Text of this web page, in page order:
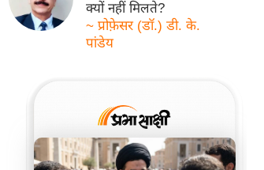
क्यों नहीं मिलते?
~ प्रोफ़ेसर (डॉ.) डी. के.
पांडेय